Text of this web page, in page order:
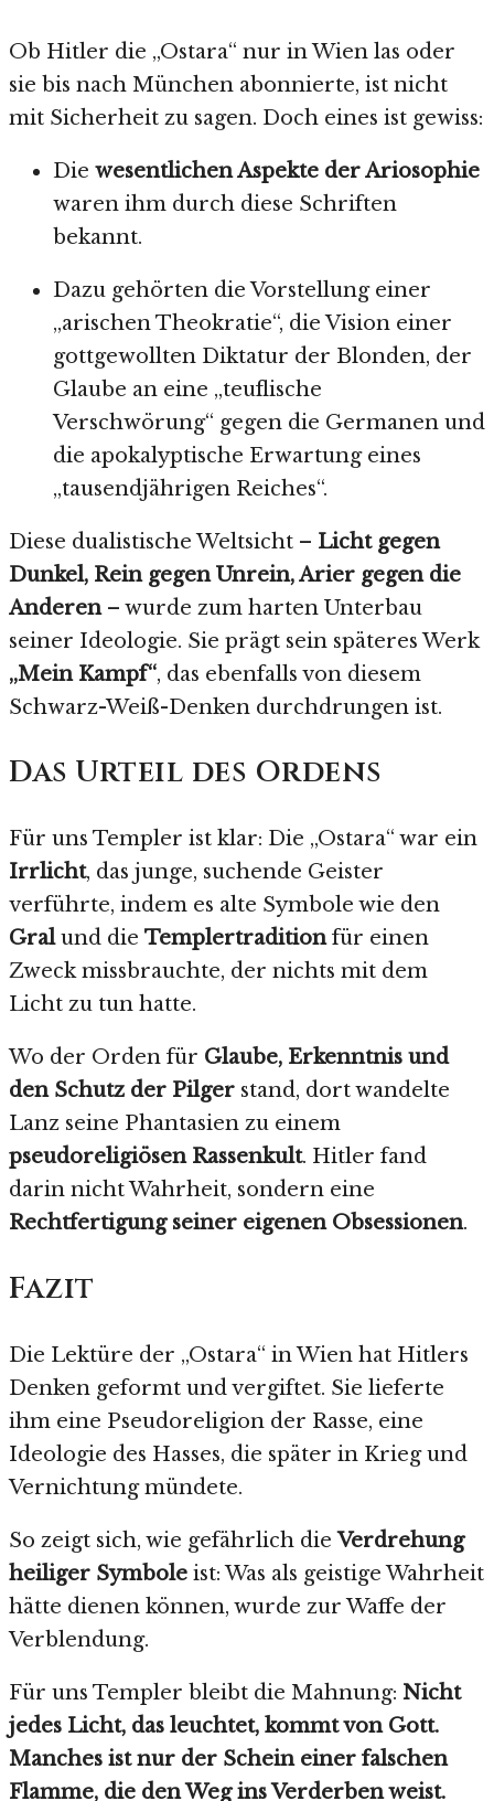
Ob Hitler die „Ostara“ nur in Wien las oder
sie bis nach München abonnierte, ist nicht
mit Sicherheit zu sagen. Doch eines ist gewiss:
Die wesentlichen Aspekte der Ariosophie
waren ihm durch diese Schriften
bekannt.
Dazu gehörten die Vorstellung einer
„arischen Theokratie“, die Vision einer
gottgewollten Diktatur der Blonden, der
Glaube an eine „teuflische
Verschwörung“ gegen die Germanen und
die apokalyptische Erwartung eines
„tausendjährigen Reiches“.
Diese dualistische Weltsicht – Licht gegen
Dunkel, Rein gegen Unrein, Arier gegen die
Anderen– wurde zum harten Unterbau
seiner Ideologie. Sie prägt sein späteres Werk
„Mein Kampf“, das ebenfalls von diesem
Schwarz-Weiß-Denken durchdrungen ist.
Das Urteil des Ordens
Für uns Templer ist klar: Die „Ostara“ war ein
Irrlicht, das junge, suchende Geister
verführte, indem es alte Symbole wie den
Gralund die Templertraditionfür einen
Zweck missbrauchte, der nichts mit dem
Licht zu tun hatte.
Wo der Orden für Glaube, Erkenntnis und
den Schutz der Pilger stand, dort wandelte
Lanz seine Phantasien zu einem
pseudoreligiösen Rassenkult. Hitler fand
darin nicht Wahrheit, sondern eine
Rechtfertigung seiner eigenen Obsessionen.
Fazit
Die Lektüre der „Ostara“ in Wien hat Hitlers
Denken geformt und vergiftet. Sie lieferte
ihm eine Pseudoreligion der Rasse, eine
Ideologie des Hasses, die später in Krieg und
Vernichtung mündete.
So zeigt sich, wie gefährlich dieVerdrehung
heiliger Symbole ist: Was als geistige Wahrheit
hätte dienen können, wurde zur Waffe der
Verblendung.
Für uns Templer bleibt die Mahnung: Nicht
jedes Licht, das leuchtet, kommt von Gott.
Manches ist nur der Schein einer falschen
Flamme, die den Weg ins Verderben weist.